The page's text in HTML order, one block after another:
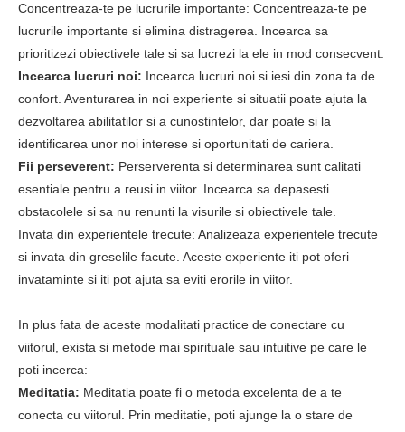
Concentreaza-te pe lucrurile importante: Concentreaza-te pe
lucrurile importante si elimina distragerea. Incearca sa
prioritizezi obiectivele tale si sa lucrezi la ele in mod consecvent.
Incearca lucruri noi: Incearca lucruri noi si iesi din zona ta de
confort. Aventurarea in noi experiente si situatii poate ajuta la
dezvoltarea abilitatilor si a cunostintelor, dar poate si la
identificarea unor noi interese si oportunitati de cariera.
Fii perseverent: Perserverenta si determinarea sunt calitati
esentiale pentru a reusi in viitor. Incearca sa depasesti
obstacolele si sa nu renunti la visurile si obiectivele tale.
Invata din experientele trecute: Analizeaza experientele trecute
si invata din greselile facute. Aceste experiente iti pot oferi
invataminte si iti pot ajuta sa eviti erorile in viitor.
In plus fata de aceste modalitati practice de conectare cu
viitorul, exista si metode mai spirituale sau intuitive pe care le
poti incerca:
Meditatia: Meditatia poate fi o metoda excelenta de a te
conecta cu viitorul. Prin meditatie, poti ajunge la o stare de